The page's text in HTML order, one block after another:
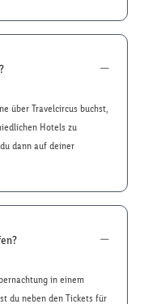
über Travelcircus buchst,
Hotels zu
dann auf deiner
in einem
du neben den Tickets für